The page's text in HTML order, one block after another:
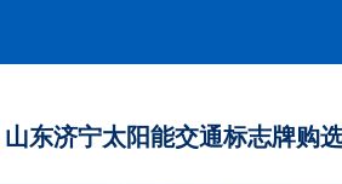
山东济宁太阳能交通标志牌购